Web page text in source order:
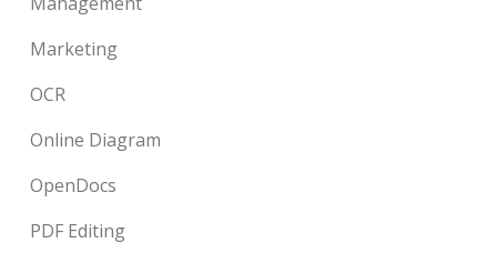
Marketing
OCR
Online Diagram
OpenDocs
PDF Editing